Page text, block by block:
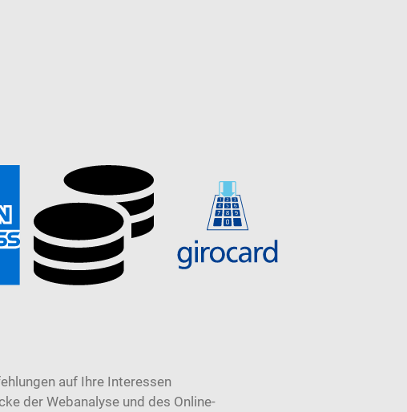
auf Ihre Interessen
der Webanalyse und des Online-